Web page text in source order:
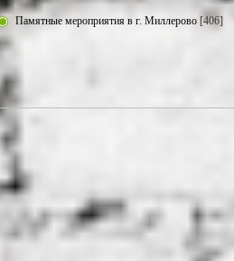
Памятные мероприятия в г. Миллерово [406]